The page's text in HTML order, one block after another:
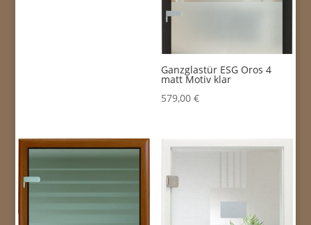
Ganzglastür ESG Oros 4
matt Motiv klar
579,00 €